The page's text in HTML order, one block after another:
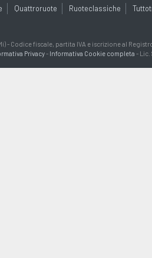
Quattroruote Ruoteclassiche
- Codice fiscale, partita IVA e iscrizione al
Privacy- Informativa Cookie completa - Lic.